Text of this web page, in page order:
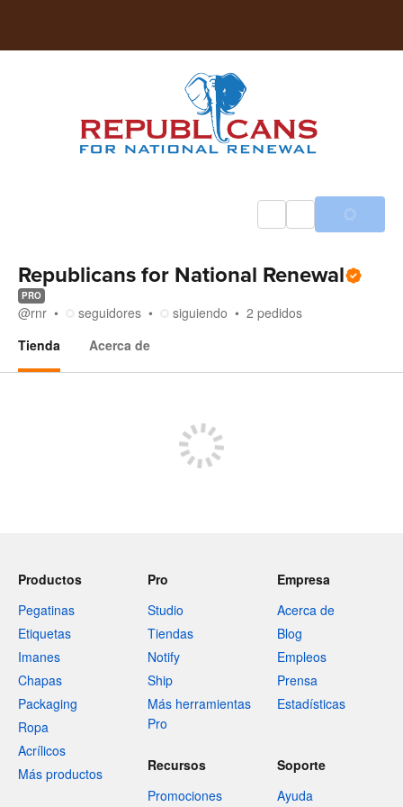
Republicans for National Renewal
PRO
@rnr seguidores siguiendo 2 pedidos
Tienda
Acerca de
Productos
Pegatinas
Etiquetas
Imanes
Chapas
Packaging
Ropa
Acrílicos
Más productos
Pro
Studio
Tiendas
Notify
Ship
Más herramientas
Pro
Empresa
Acerca de
Blog
Empleos
Prensa
Estadísticas
Recursos
Promociones
Soporte
Ayuda